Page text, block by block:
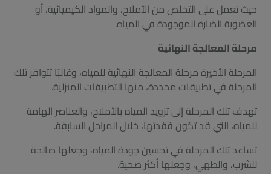
حيث تعمل على التخلص من الأملاح، والمواد الكيميائية، أو
العضوية الضارة الموجودة في المياه.
مرحلة المعالجة النهائية
المرحلة الأخيرة مرحلة المعالجة النهائية للمياه، وغالبًا تتوافر تلك
المرحلة في تطبيقات محددة، منها التطبيقات المنزلية.
تهدف تلك المرحلة إلى تزويد المياه بالأملاح، والعناصر الهامة
للمياه، التي قد تكون فقدتها، خلال المراحل السابقة.
تساعد تلك المرحلة في تحسين جودة المياه، وجعلها صالحة
للشرب، والطهي، وجعلها أكثر صحية.